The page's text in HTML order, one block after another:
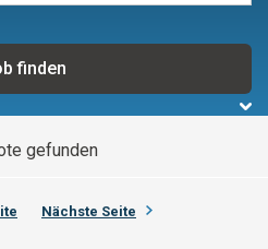
gefunden
Nächste Seite